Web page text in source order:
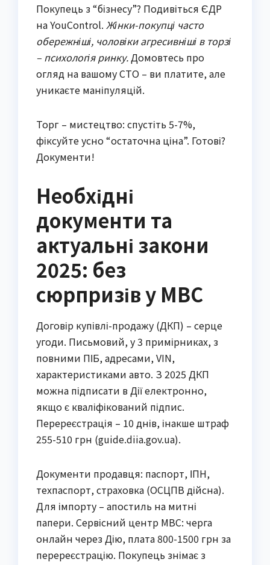
Покупець з “бізнесу”? Подивіться ЄДР
на YouControl. Жінки-покупці часто
обережніші, чоловіки агресивніші в торзі
– психологія ринку.Домовтесь про
огляд на вашому СТО – ви платите, але
уникаєте маніпуляцій.
Торг – мистецтво: спустіть 5-7%,
фіксуйте усно “остаточна ціна”. Готові?
Документи!
Необхідні
документи та
актуальні закони
2025: без
сюрпризів у МВС
Договір купівлі-продажу (ДКП) – серце
угоди. Письмовий, у 3 примірниках, з
повними ПІБ, адресами, VIN,
характеристиками авто. З 2025 ДКП
можна підписати в Дії електронно,
якщо є кваліфікований підпис.
Перереєстрація – 10 днів, інакше штраф
255-510 грн (guide.diia.gov.ua).
Документи продавця: паспорт, ІПН,
техпаспорт, страховка (ОСЦПВ дійсна).
Для імпорту – апостиль на митні
папери. Сервісний центр МВС: черга
онлайн через Дію, плата 800-1500 грн за
перереєстрацію. Покупець знімає з